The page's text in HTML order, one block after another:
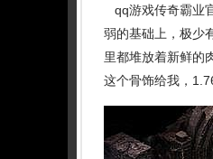
qq游戏传奇霸业
弱的基础上，极少
里都堆放着新鲜的
这个骨饰给我，